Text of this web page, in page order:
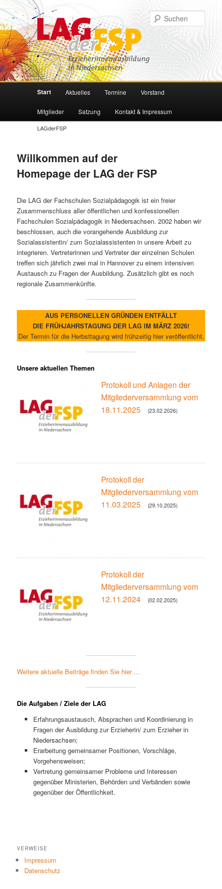
Zum
primären
springen
Zum
sekundären
springen
Start Aktuelles Termine Vorstand
Mitglieder Satzung Kontakt & Impressum
LAGderFSP
Willkommen auf der
Homepage der LAG der FSP
Die LAG der Fachschulen Sozialpädagogik ist ein freier
Zusammenschluss aller öffentlichen und konfessionellen
Fachschulen Sozialpädagogik in Niedersachsen. 2002 haben wir
beschlossen, auch die vorangehende Ausbildung zur
Sozialassistentin/ zum Sozialassistenten in unsere Arbeit zu
integrieren. Vertreterinnen und Vertreter der einzelnen Schulen
treffen sich jährlich zwei mal in Hannover zu einem intensiven
Austausch zu Fragen der Ausbildung. Zusätzlich gibt es noch
regionale Zusammenkünfte.
AUS PERSONELLEN GRÜNDEN ENTFÄLLT
DIE FRÜHJAHRSTAGUNG DER LAG IM MÄRZ 2026!
Der Termin für die Herbsttagung wird frühzeitig hier veröffentlicht.
Unsere aktuellen Themen
Protokoll und Anlagen der
Mitgliederversammlung vom
18.11.2025
(23.02.2026)
Protokoll der
Mitgliederversammlung vom
11.03.2025
(29.10.2025)
Protokoll der
Mitgliederversammlung vom
12.11.2024
(02.02.2025)
Weitere aktuelle Beiträge finden Sie hier …
Die Aufgaben / Ziele der LAG
Erfahrungsaustausch, Absprachen und Koordinierung in
Fragen der Ausbildung zur Erzieherin/ zum Erzieher in
Niedersachsen;
Erarbeitung gemeinsamer Positionen, Vorschläge,
Vorgehensweisen;
Vertretung gemeinsamer Probleme und Interessen
gegenüber Ministerien, Behörden und Verbänden sowie
gegenüber der Öffentlichkeit.
VERWEISE
Impressum
Datenschutz